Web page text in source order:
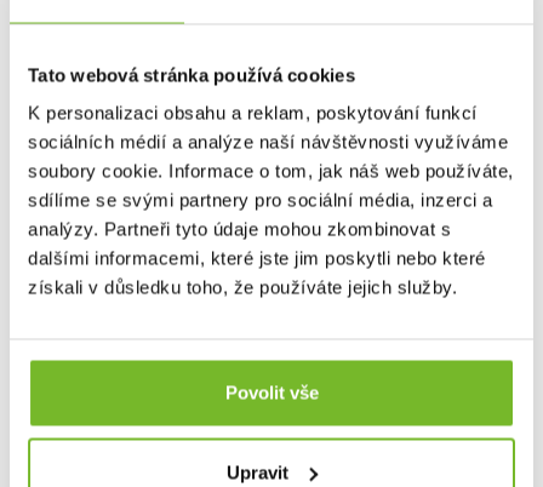
Tato webová stránka používá cookies
K personalizaci obsahu a reklam, poskytování funkcí
sociálních médií a analýze naší návštěvnosti využíváme
soubory cookie. Informace o tom, jak náš web používáte,
sdílíme se svými partnery pro sociální média, inzerci a
analýzy. Partneři tyto údaje mohou zkombinovat s
dalšími informacemi, které jste jim poskytli nebo které
získali v důsledku toho, že používáte jejich služby.
Povolit vše
Upravit
profesionály.
americké tradice grilování a zároveň moderní technologie
pro každodenní použití. Přidejte se k milionům spokojených
uživatelů a zažijte na vlastní kůži, proč je Traeger
celosvětovým lídrem.Grilujte s Traegerem a buďte
součástí globální komunity grilovacích nadšenců!🌍🔥
WELCOME TO
TRAEGERHOOD!